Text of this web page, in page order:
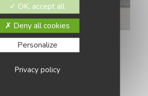
Rillettes pur porc (180g)
OK, accept all
Deny all cookies
Personalize
Privacy policy